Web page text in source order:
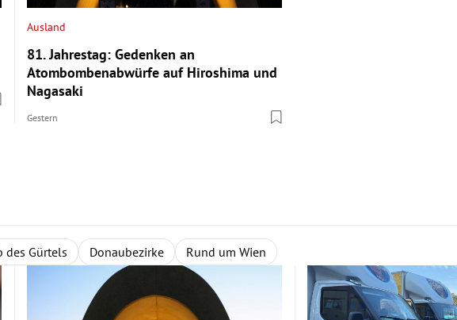
Ausland
81. Jahrestag: Gedenken an
Atombombenabwürfe auf Hiroshima und
Nagasaki
Gestern
des Gürtels Donaubezirke Rund um Wien